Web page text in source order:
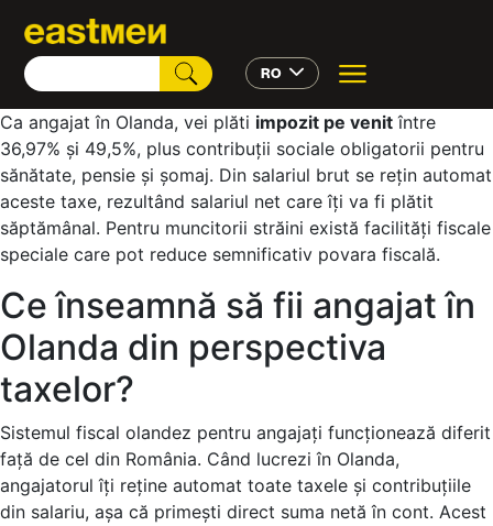
RO
Ca angajat în Olanda, vei plăti impozit pe venit între
36,97% și 49,5%, plus contribuții sociale obligatorii pentru
sănătate, pensie și șomaj. Din salariul brut se rețin automat
aceste taxe, rezultând salariul net care îți va fi plătit
săptămânal. Pentru muncitorii străini există facilități fiscale
speciale care pot reduce semnificativ povara fiscală.
Ce înseamnă să fii angajat în
Olanda din perspectiva
taxelor?
Sistemul fiscal olandez pentru angajați funcționează diferit
față de cel din România. Când lucrezi în Olanda,
angajatorul îți reține automat toate taxele și contribuțiile
din salariu, așa că primești direct suma netă în cont. Acest